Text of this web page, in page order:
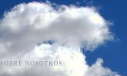
SOBRE NOSOTROS